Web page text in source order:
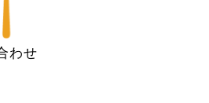
わせ